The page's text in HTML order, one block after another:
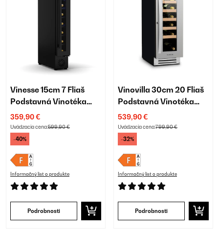
Vinesse 15cm 7 Fliaš
Podstavná Vinotéka
Jednozónová Čierna
359,90 €
Uvádzacia cena:599,90 €
-40%
Informačný list o produkte
Podrobnosti
Vinovilla 30cm 20 Fliaš
Podstavná Vinotéka
Jednozónová
Strieborná
539,90 €
Uvádzacia cena:799,90 €
-32%
Informačný list o produkte
Podrobnosti